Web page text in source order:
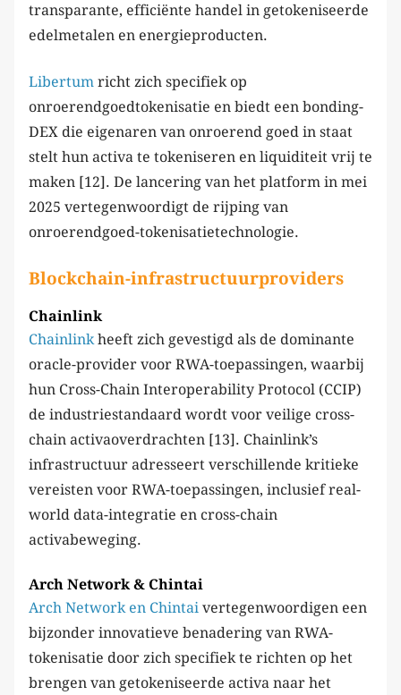
transparante, efficiënte handel in getokeniseerde
edelmetalen en energieproducten.
Libertum richt zich specifiek op
onroerendgoedtokenisatie en biedt een bonding-
DEX die eigenaren van onroerend goed in staat
stelt hun activa te tokeniseren en liquiditeit vrij te
maken [12]. De lancering van het platform in mei
2025 vertegenwoordigt de rijping van
onroerendgoed-tokenisatietechnologie.
Blockchain-infrastructuurproviders
Chainlink
Chainlink heeft zich gevestigd als de dominante
oracle-provider voor RWA-toepassingen, waarbij
hun Cross-Chain Interoperability Protocol (CCIP)
de industriestandaard wordt voor veilige cross-
chain activaoverdrachten [13]. Chainlink’s
infrastructuur adresseert verschillende kritieke
vereisten voor RWA-toepassingen, inclusief real-
world data-integratie en cross-chain
activabeweging.
Arch Network & Chintai
Arch Network en Chintai vertegenwoordigen een
bijzonder innovatieve benadering van RWA-
tokenisatie door zich specifiek te richten op het
brengen van getokeniseerde activa naar het